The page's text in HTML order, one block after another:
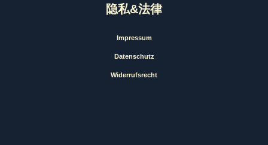
隐私&法律
Impressum
Datenschutz
Widerrufsrecht